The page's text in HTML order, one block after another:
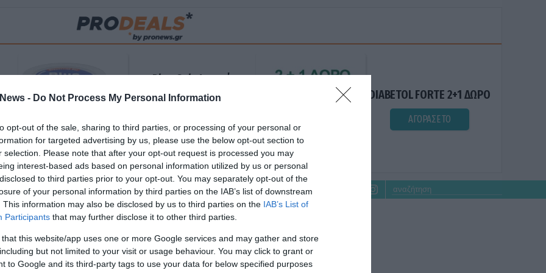
- Do Not Process My Personal Information
opt-out of the sale, sharing to third parties, or processing of your personal or
for targeted advertising by us, please use the below opt-out section to
selection. Please note that after your opt-out request is processed you may
interest-based ads based on personal information utilized by us or personal
to third parties prior to your opt-out. You may separately opt-out of the
of your personal information by third parties on the IAB’s list of downstream
This information may also be disclosed by us to third parties on the IAB’s List of
Participants that may further disclose it to other third parties.
this website/app uses one or more Google services and may gather and store
but not limited to your visit or usage behaviour. You may click to grant or
to Google and its third-party tags to use your data for below specified purposes
Blue Gel: Φυσική
ανακούφιση & χαλάρωση
ΑΓΟΡΑΣΕ ΤΟ
DIABETOL FORTE 2+1 ΔΩΡΟ
ΑΓΟΡΑΣΕ ΤΟ